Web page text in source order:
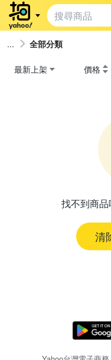
全部分類
最新上架 價格
找不到商品
清